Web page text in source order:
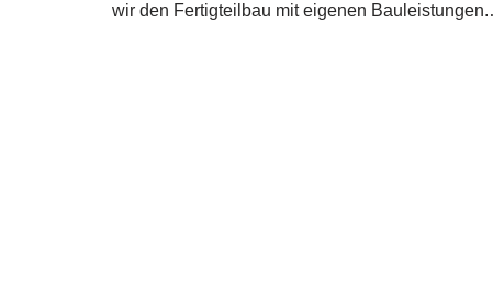
wir den Fertigteilbau mit eigenen